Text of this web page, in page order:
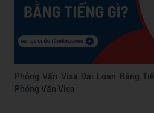
Phỏng Vấn Visa Đài Loan Bằng
Phỏng Vấn Visa